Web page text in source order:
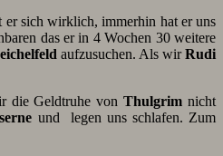
er sich wirklich, immerhin hat er uns
das er in 4 Wochen 30 weitere
aufzusuchen. Als wirRudi
die Geldtruhe vonThulgrim nicht
und legen uns schlafen. Zum